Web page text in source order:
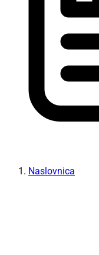
Naslovnica